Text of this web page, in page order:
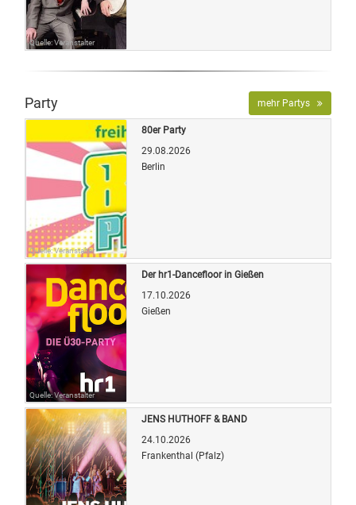
Quelle: Veranstalter
Party mehr Partys
Quelle: Veranstalter
80er Party
29.08.2026
Berlin
Quelle: Veranstalter
Der hr1-Dancefloor in Gießen
17.10.2026
Gießen
JENS HUTHOFF & BAND
24.10.2026
Frankenthal (Pfalz)